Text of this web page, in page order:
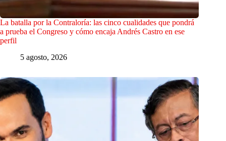
La batalla por la Contraloría: las cinco cualidades que pondrá
a prueba el Congreso y cómo encaja Andrés Castro en ese
perfil
5 agosto, 2026